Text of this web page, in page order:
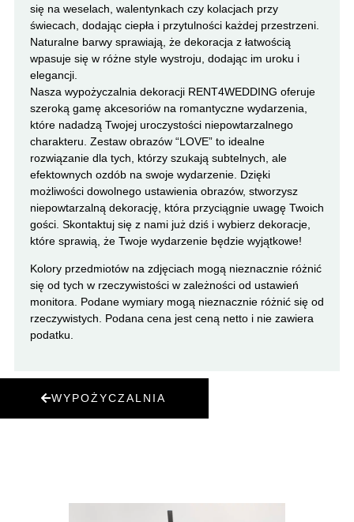
się na weselach, walentynkach czy kolacjach przy
świecach, dodając ciepła i przytulności każdej przestrzeni.
Naturalne barwy sprawiają, że dekoracja z łatwością
wpasuje się w różne style wystroju, dodając im uroku i
elegancji.
Nasza wypożyczalnia dekoracji RENT4WEDDING oferuje
szeroką gamę akcesoriów na romantyczne wydarzenia,
które nadadzą Twojej uroczystości niepowtarzalnego
charakteru. Zestaw obrazów “LOVE” to idealne
rozwiązanie dla tych, którzy szukają subtelnych, ale
efektownych ozdób na swoje wydarzenie. Dzięki
możliwości dowolnego ustawienia obrazów, stworzysz
niepowtarzalną dekorację, która przyciągnie uwagę Twoich
gości. Skontaktuj się z nami już dziś i wybierz dekoracje,
które sprawią, że Twoje wydarzenie będzie wyjątkowe!
Kolory przedmiotów na zdjęciach mogą nieznacznie różnić
się od tych w rzeczywistości w zależności od ustawień
monitora. Podane wymiary mogą nieznacznie różnić się od
rzeczywistych. Podana cena jest ceną netto i nie zawiera
podatku.
WYPOŻYCZALNIA